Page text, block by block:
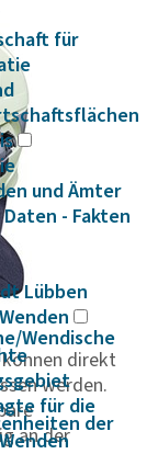
für
und Ämter
- Fakten
Lübben
Wendische
für die
der
direkt
werden.
an der